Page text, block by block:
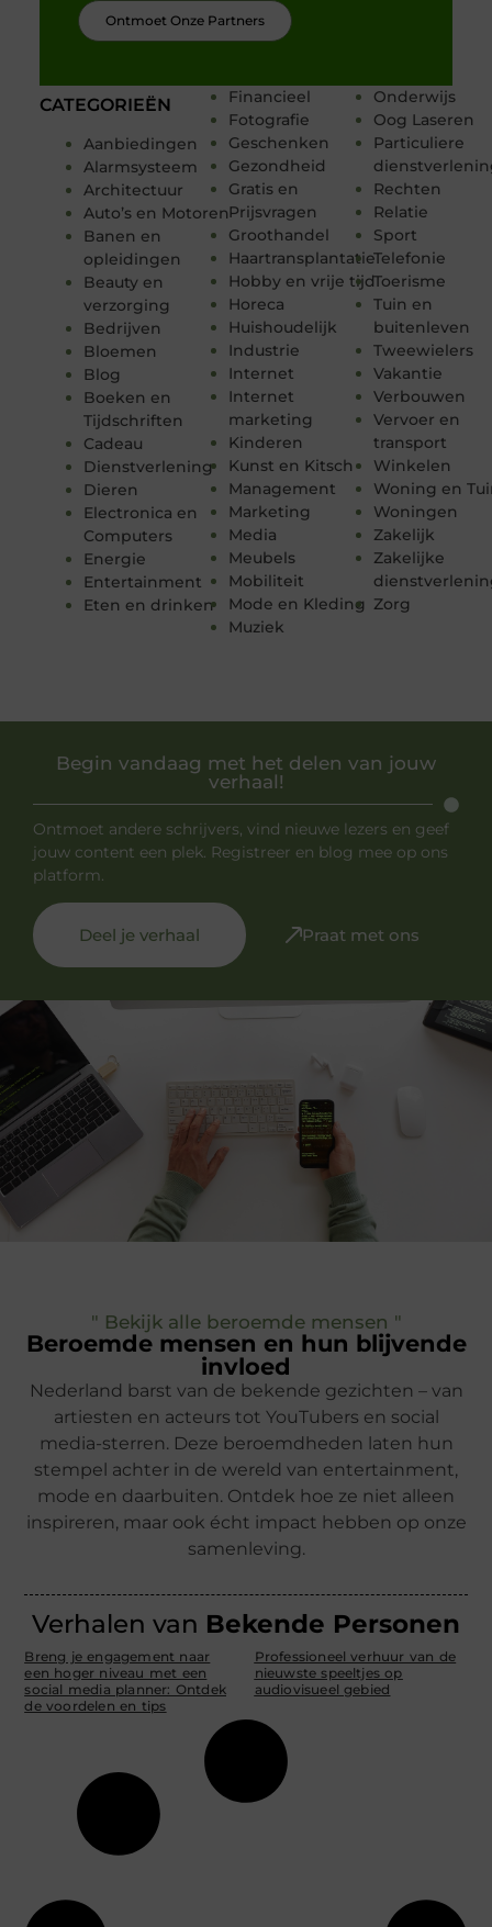
CATEGORIEËN
Aanbiedingen
Alarmsysteem
Architectuur
Auto’s en Motoren
Banen en
opleidingen
Beauty en
verzorging
Bedrijven
Bloemen
Blog
Boeken en
Tijdschriften
Cadeau
Dienstverlening
Dieren
Electronica en
Computers
Energie
Entertainment
Eten en drinken
Financieel
Fotografie
Geschenken
Gezondheid
Gratis en
Prijsvragen
Groothandel
Haartransplantatie
Hobby en vrije tijd
Horeca
Huishoudelijk
Industrie
Internet
Internet
marketing
Kinderen
Kunst en Kitsch
Management
Marketing
Media
Meubels
Mobiliteit
Mode en Kleding
Muziek
Onderwijs
Oog Laseren
Particuliere
Rechten
Relatie
Sport
Telefonie
Toerisme
Tuin en
buitenleven
Tweewielers
Vakantie
Verbouwen
Vervoer en
transport
Winkelen
Woning en
Woningen
Zakelijk
Zakelijke
Zorg
Ontmoet Onze Partners
Begin vandaag met het delen van jouw
verhaal!
Ontmoet andere schrijvers, vind nieuwe lezers en geef
jouw content een plek. Registreer en blog mee op ons
platform.
Deel je verhaal Praat met ons
" Bekijk alle beroemde mensen "
Beroemde mensen en hun blijvende
invloed
Nederland barst van de bekende gezichten – van
artiesten en acteurs tot YouTubers en social
media-sterren. Deze beroemdheden laten hun
stempel achter in de wereld van entertainment,
mode en daarbuiten. Ontdek hoe ze niet alleen
inspireren, maar ook écht impact hebben op onze
samenleving.
Verhalen van Bekende Personen
Breng je engagement naar
een hoger niveau met een
social media planner: Ontdek
de voordelen en tips
Professioneel verhuur van de
nieuwste speeltjes op
audiovisueel gebied